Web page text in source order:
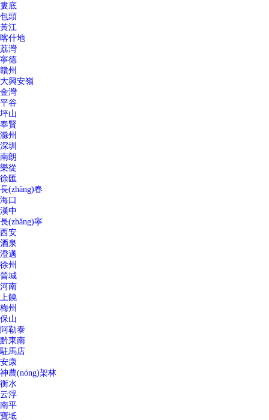
婁底
包頭
黃江
喀什地
荔灣
寧德
贛州
大興安嶺
金灣
平谷
坪山
奉賢
滁州
深圳
南朗
樂從
徐匯
長(zhǎng)春
海口
漢中
長(zhǎng)寧
西安
酒泉
澄邁
徐州
晉城
河南
上饒
梅州
保山
阿勒泰
黔東南
駐馬店
安康
神農(nóng)架林
衡水
云浮
南平
寶坻